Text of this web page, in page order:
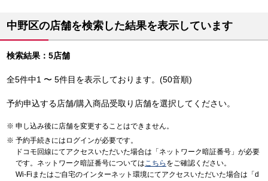
中野区の店舗を検索した結果を表示しています
検索結果：5店舗
全5件中1 〜 5件目を表示しております。(50音順)
予約申込する店舗/購入商品受取り店舗を選択してください。
申し込み後に店舗を変更することはできません。
予約手続きにはログインが必要です。
ドコモ回線にてアクセスいただいた場合は「ネットワーク暗証番号」が必要
です。ネットワーク暗証番号についてはこちら をご確認ください。
Wi-Fiまたはご自宅のインターネット環境にてアクセスいただいた場合は「d